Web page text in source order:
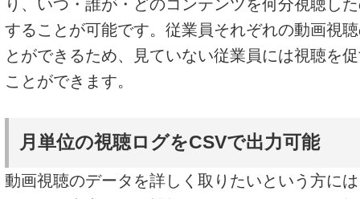
することが可能です。従業員それぞれの動画視
とができるため、見ていない従業員には視聴を
ことができます。
月単位の視聴ログをCSVで出力可能
動画視聴のデータを詳しく取りたいという方に